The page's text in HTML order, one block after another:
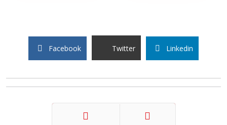
Facebook Twitter Linkedin